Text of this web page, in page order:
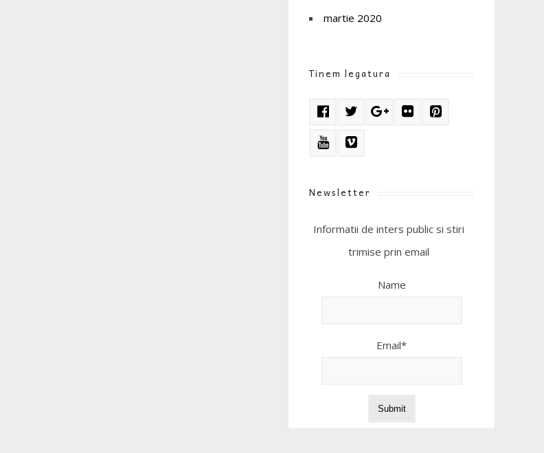
martie 2020
Tinem legatura
Newsletter
Informatii de inters public si stiri
trimise prin email
Name
Email*